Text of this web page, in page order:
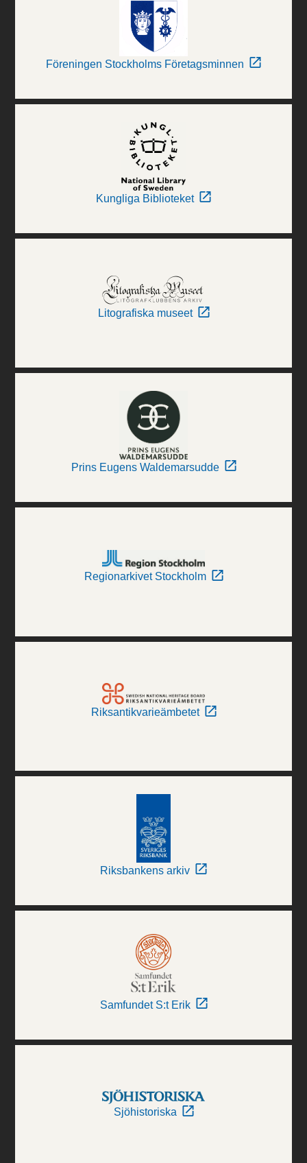
Föreningen Stockholms Företagsminnen
Kungliga Biblioteket
Litografiska museet
Prins Eugens Waldemarsudde
Regionarkivet Stockholm
Riksantikvarieämbetet
Riksbankens arkiv
Samfundet S:t Erik
Sjöhistoriska